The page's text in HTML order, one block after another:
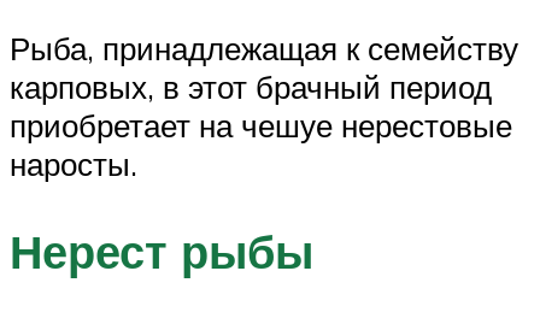
Рыба, принадлежащая к семейству
карповых, в этот брачный период
приобретает на чешуе нерестовые
наросты.
Нерест рыбы